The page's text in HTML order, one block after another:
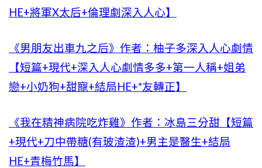
HE+將軍X太后+倫理劇深入人心】
《男朋友出車九之后》作者：柚子多深入人心劇情
【短篇+現代+深入人心劇情多多+第一人稱+姐弟
戀+小奶狗+甜寵+結局HE+*友轉正】
《我在精神病院吃炸雞》作者：冰島三分甜【短篇
+現代+刀中帶糖(有玻渣渣)+男主是醫生+結局
HE+青梅竹馬】